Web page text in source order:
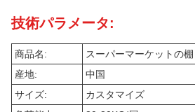
技術パラメータ:
商品名:
スーパーマーケットの棚
産地:
中国
サイズ:
カスタマイズ